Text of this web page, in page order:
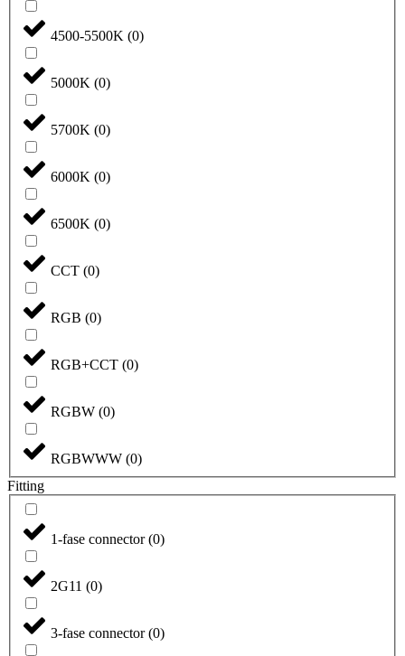
4500-5500K (0)
5000K (0)
5700K (0)
6000K (0)
6500K (0)
CCT (0)
RGB (0)
RGB+CCT (0)
RGBW (0)
RGBWWW (0)
Fitting
1-fase connector(0)
2G11 (0)
3-fase connector(0)